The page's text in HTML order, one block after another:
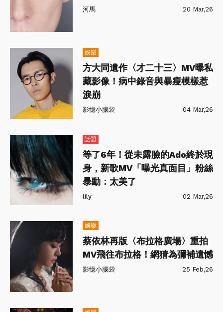
河馬 20 Mar,26
娛樂
方大同遺作〈才二十三〉MV曝私
藏影像！病中錄音與暴瘦模樣惹
淚崩
影憶小腦袋 04 Mar,26
話題
等了6年！從未露臉的Ado終於現
身，新歌MV「曝光真面目」粉絲
暴動：太美了
lily 02 Mar,26
娛樂
蔡依林再版〈布拉格廣場〉重拍
MV飛往布拉格！網猜為彌補遺憾
影憶小腦袋 25 Feb,26